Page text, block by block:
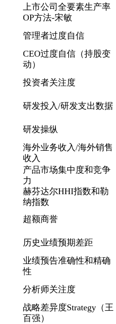
上市公司全要素生产率
OP方法-宋敏
管理者过度自信
CEO过度自信（持股变
动）
投资者关注度
研发投入/研发支出数据
研发操纵
海外业务收入/海外销售
收入
产品市场集中度和竞争
力
赫芬达尔HHI指数和勒
纳指数
超额商誉
历史业绩预期差距
业绩预告准确性和精确
性
分析师关注度
战略差异度Strategy（王
百强）